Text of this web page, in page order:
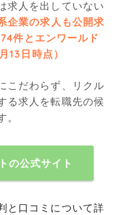
求人を出していない
企業の求人も公開求
件とエンワールド
13日時点）
こだわらず、リクル
る求人を転職先の候
の公式サイト
と口コミについて詳